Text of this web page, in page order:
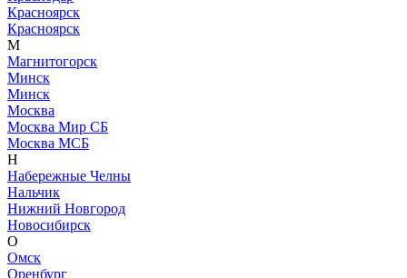
Красноярск
Красноярск
М
Магнитогорск
Минск
Минск
Москва
Москва Мир СБ
Москва МСБ
Н
Набережные Челны
Нальчик
Нижний Новгород
Новосибирск
О
Омск
Оренбург